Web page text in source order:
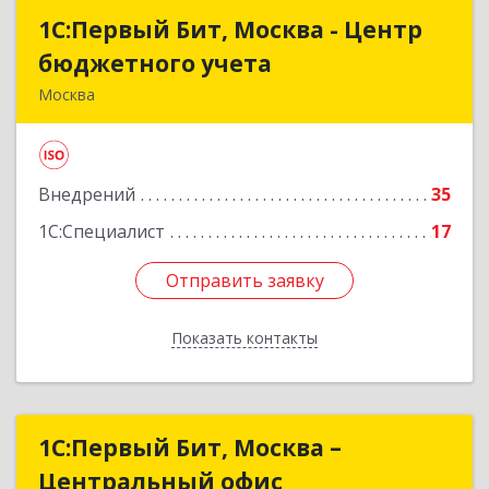
1С:Первый Бит, Москва - Центр
бюджетного учета
Москва
Внедрений
35
1С:Специалист
17
Отправить заявку
Показать контакты
1С:Первый Бит, Москва - Центр
бюджетного учета
Подробнее
Отправить заявку
Назад
1С:Первый Бит, Москва –
Центральный офис
1С:Первый Бит, Москва –
Центральный офис